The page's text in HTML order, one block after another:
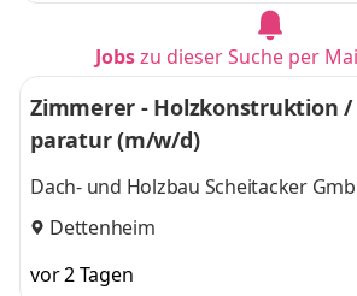
Jobszu dieser Suche per
Zimmerer - Holzkonstruktion /
paratur (m/w/d)
Dach- und Holzbau Scheitacker
Dettenheim
vor 2 Tagen